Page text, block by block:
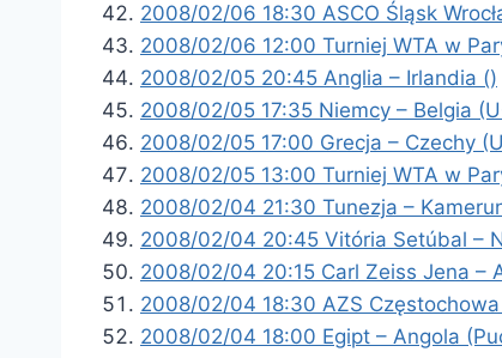
2008/02/06 18:30 ASCO Śląsk
2008/02/06 12:00 Turniej WTA w
2008/02/05 20:45 Anglia – Irlandia ()
2008/02/05 17:35 Niemcy – Belgia
2008/02/05 17:00 Grecja – Czechy
2008/02/05 13:00 Turniej WTA w
2008/02/04 21:30 Tunezja –
2008/02/04 20:45 Vitória Setúbal –
2008/02/04 20:15 Carl Zeiss Jena –
2008/02/04 18:30 AZS
2008/02/04 18:00 Egipt – Angola